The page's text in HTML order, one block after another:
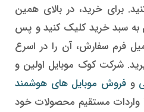
برای خرید، در بالای همین
به سبد خرید کلیک کنید و پس
فرم سفارش، آن را در اسرع
شرکت کوک موبایل اولین و
وفروش موبایل های هوشمند
واردات مستقیم محصولات خود